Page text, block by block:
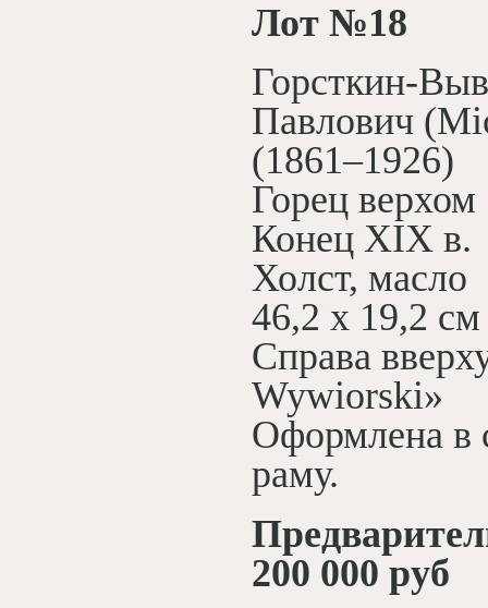
Лот №18
Горсткин-
Павлович
(1861–1926)
Горец верхом
Конец XIX в.
Холст, масло
46,2 х 19,2 см
Справа
Wywiorski»
Оформлена в
раму.
200 000 руб